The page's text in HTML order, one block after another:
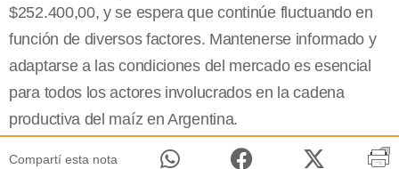
$252.400,00, y se espera que continúe fluctuando en
función de diversos factores. Mantenerse informado y
adaptarse a las condiciones del mercado es esencial
para todos los actores involucrados en la cadena
productiva del maíz en Argentina.
Compartí esta nota